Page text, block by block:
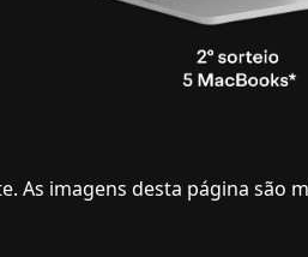
As imagens desta página